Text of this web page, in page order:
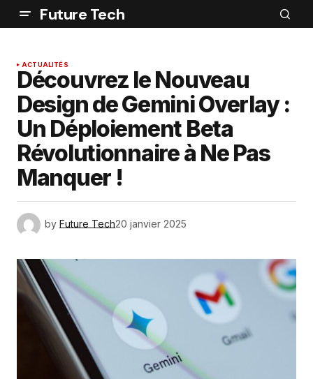
Future Tech
ACTUALITÉS
Découvrez le Nouveau
Design de Gemini Overlay :
Un Déploiement Beta
Révolutionnaire à Ne Pas
Manquer !
by Future Tech20 janvier 2025